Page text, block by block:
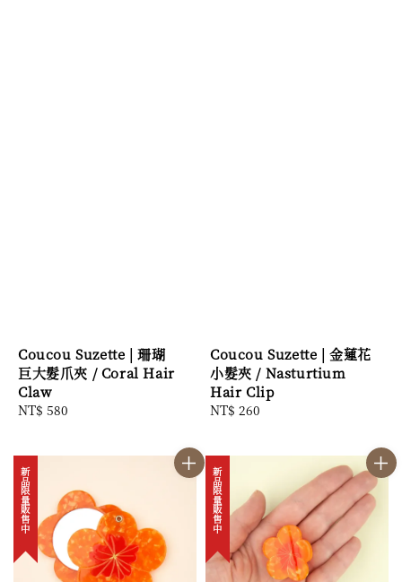
Coucou Suzette | 珊瑚
巨大髮爪夾 / Coral Hair
Claw
Regular
NT$ 580
Coucou Suzette | 金蓮花
小髮夾 / Nasturtium
Hair Clip
Regular
NT$ 260
新品限量販售中 新品限量販售中